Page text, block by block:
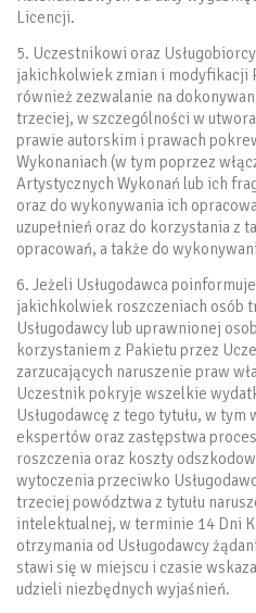
Licencji.
5. Uczestnikowi oraz
jakichkolwiek zmian i modyfikacji
również zezwalanie na
trzeciej, w szczególności w
prawie autorskim i prawach
Wykonaniach (w tym poprzez
Artystycznych Wykonań lub ich
oraz do wykonywania ich
uzupełnień oraz do korzystania z
opracowań, a także do
6. Jeżeli Usługodawca
jakichkolwiek roszczeniach osób
Usługodawcy lub uprawnionej
korzystaniem z Pakietu przez
zarzucających naruszenie praw
Uczestnik pokryje wszelkie
Usługodawcę z tego tytułu, w
ekspertów oraz zastępstwa
roszczenia oraz koszty
wytoczenia przeciwko
trzeciej powództwa z tytułu
intelektualnej, w terminie 14 Dni
otrzymania od Usługodawcy
stawi się w miejscu i czasie
udzieli niezbędnych wyjaśnień.